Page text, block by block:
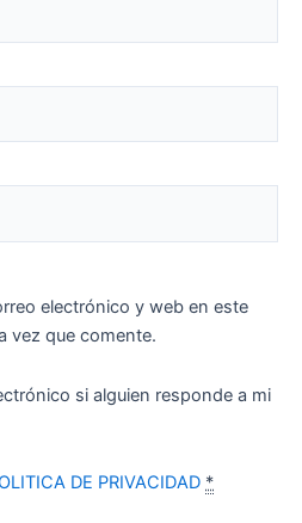
electrónico y web en este
vez que comente.
si alguien responde a mi
DE PRIVACIDAD *